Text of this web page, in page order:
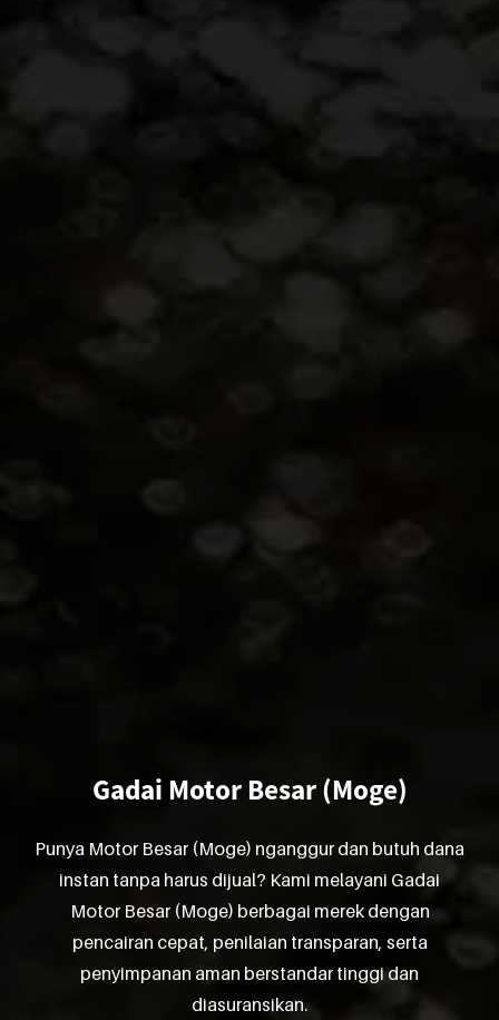
Gadai Motor Besar (Moge)
Punya Motor Besar (Moge) nganggur dan butuh dana
instan tanpa harus dijual? Kami melayani Gadai
Motor Besar (Moge) berbagai merek dengan
pencairan cepat, penilaian transparan, serta
penyimpanan aman berstandar tinggi dan
diasuransikan.